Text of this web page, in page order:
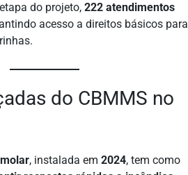
do projeto, 222 atendimentos
acesso a direitos básicos para
do CBMMS no
, instalada em 2024, tem como